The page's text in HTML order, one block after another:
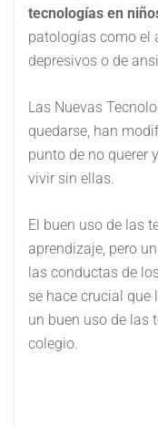
tecnologías en
patologías como el
depresivos o de
Las Nuevas
quedarse, han
punto de no querer
vivir sin ellas.
El buen uso de las
aprendizaje, pero
las conductas de
se hace crucial
un buen uso de las
colegio.